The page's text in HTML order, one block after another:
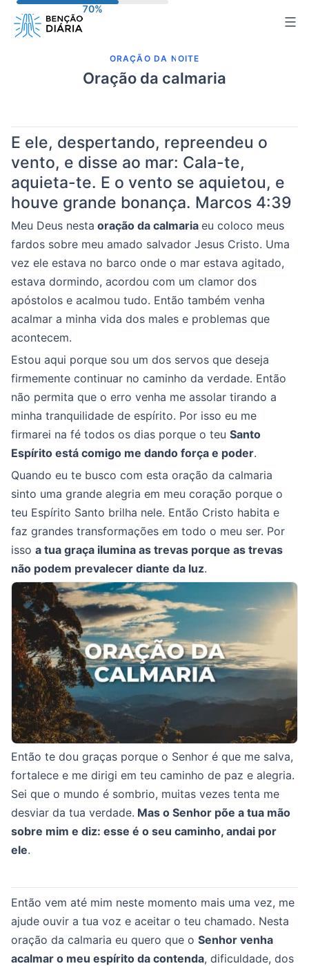
para
ORAÇÃO DA NOITE
Oração da calmaria
E ele, despertando, repreendeu o
vento, e disse ao mar: Cala-te,
aquieta-te. E o vento se aquietou, e
houve grande bonança. Marcos 4:39
Meu Deus nesta oração da calmaria eu coloco meus
fardos sobre meu amado salvador Jesus Cristo. Uma
vez ele estava no barco onde o mar estava agitado,
estava dormindo, acordou com um clamor dos
apóstolos e acalmou tudo. Então também venha
acalmar a minha vida dos males e problemas que
acontecem.
Estou aqui porque sou um dos servos que deseja
firmemente continuar no caminho da verdade. Então
não permita que o erro venha me assolar tirando a
minha tranquilidade de espírito. Por isso eu me
firmarei na fé todos os dias porque o teu Santo
Espírito está comigo me dando força e poder.
Quando eu te busco com esta oração da calmaria
sinto uma grande alegria em meu coração porque o
teu Espírito Santo brilha nele. Então Cristo habita e
faz grandes transformações em todo o meu ser. Por
isso a tua graça ilumina as trevas porque as trevas
não podem prevalecer diante da luz.
Então te dou graças porque o Senhor é que me salva,
fortalece e me dirigi em teu caminho de paz e alegria.
Sei que o mundo é sombrio, muitas vezes tenta me
desviar da tua verdade. Mas o Senhor põe a tua mão
sobre mim e diz: esse é o seu caminho, andai por
ele.
Então vem até mim neste momento mais uma vez, me
ajude ouvir a tua voz e aceitar o teu chamado. Nesta
oração da calmaria eu quero que o Senhor venha
acalmar o meu espírito da contenda, dificuldade, dos